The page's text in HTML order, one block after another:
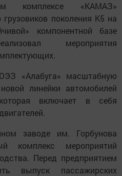
комплексе «КАМАЗ»
поколения К5 на
компонентной базе
мероприятия
«Алабуга» масштабную
линейки автомобилей
включает в себя
заводе им. Горбунова
комплекс мероприятий
Перед предприятием
выпуск пассажирских